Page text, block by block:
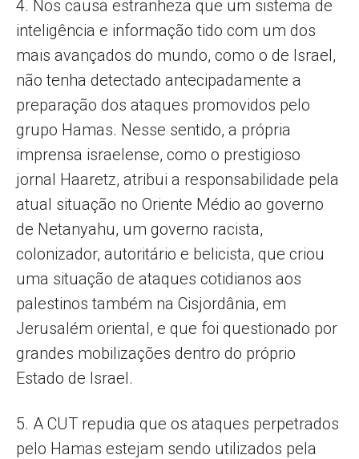
4. Nos causa estranheza que um sistema de
inteligência e informação tido com um dos
mais avançados do mundo, como o de Israel,
não tenha detectado antecipadamente a
preparação dos ataques promovidos pelo
grupo Hamas. Nesse sentido, a própria
imprensa israelense, como o prestigioso
jornal Haaretz, atribui a responsabilidade pela
atual situação no Oriente Médio ao governo
de Netanyahu, um governo racista,
colonizador, autoritário e belicista, que criou
uma situação de ataques cotidianos aos
palestinos também na Cisjordânia, em
Jerusalém oriental, e que foi questionado por
grandes mobilizações dentro do próprio
Estado de Israel.
5. A CUT repudia que os ataques perpetrados
pelo Hamas estejam sendo utilizados pela